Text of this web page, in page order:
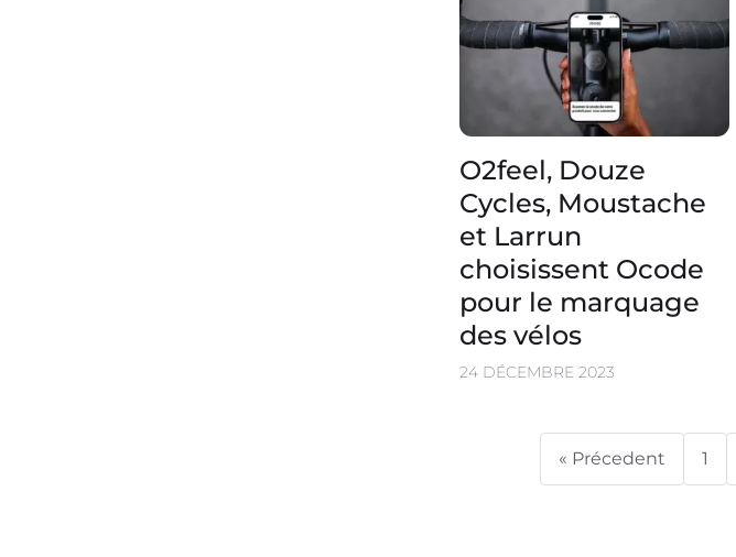
O2feel, Douze
Cycles, Moustache
et Larrun
choisissent Ocode
pour le marquage
des vélos
24 DÉCEMBRE 2023
« Précedent 1